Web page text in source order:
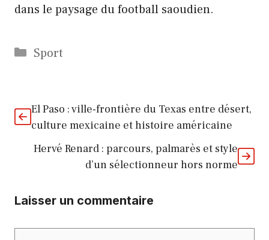
dans le paysage du football saoudien.
Catégories
Sport
El Paso : ville-frontière du Texas entre désert,
culture mexicaine et histoire américaine
Hervé Renard : parcours, palmarès et style
d’un sélectionneur hors norme
Laisser un commentaire